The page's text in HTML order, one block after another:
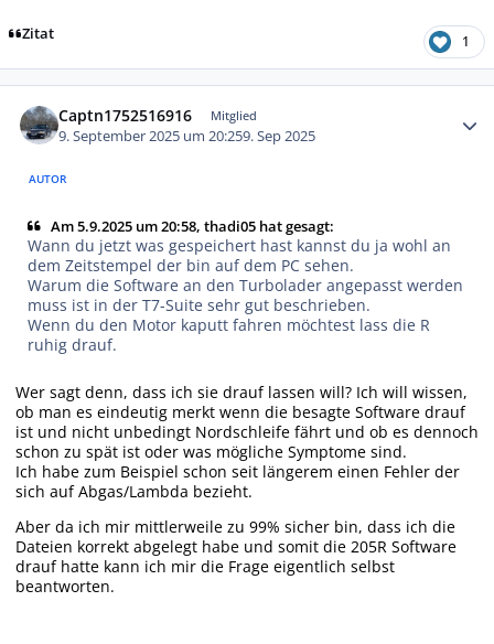
Zitat 1
Captn1752516916 Mitglied
9. September 2025 um 20:259. Sep 2025
AUTOR
Am 5.9.2025 um 20:58, thadi05 hat gesagt:
Wann du jetzt was gespeichert hast kannst du ja wohl an
dem Zeitstempel der bin auf dem PC sehen.
Warum die Software an den Turbolader angepasst werden
muss ist in der T7-Suite sehr gut beschrieben.
Wenn du den Motor kaputt fahren möchtest lass die R
ruhig drauf.
Wer sagt denn, dass ich sie drauf lassen will? Ich will wissen,
ob man es eindeutig merkt wenn die besagte Software drauf
ist und nicht unbedingt Nordschleife fährt und ob es dennoch
schon zu spät ist oder was mögliche Symptome sind.
Ich habe zum Beispiel schon seit längerem einen Fehler der
sich auf Abgas/Lambda bezieht.
Aber da ich mir mittlerweile zu 99% sicher bin, dass ich die
Dateien korrekt abgelegt habe und somit die 205R Software
drauf hatte kann ich mir die Frage eigentlich selbst
beantworten.